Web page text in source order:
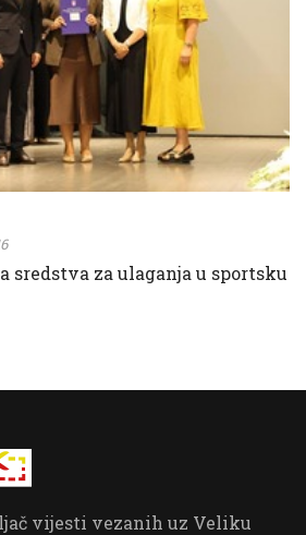
sredstva za ulaganja u sportsku
vijesti vezanih uz Veliku